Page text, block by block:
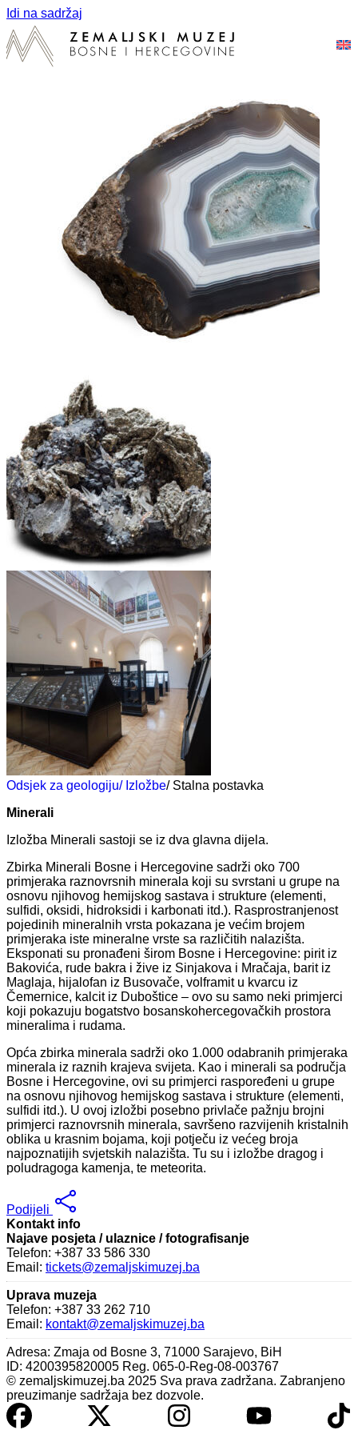
Idi na sadržaj
Odsjek za geologiju/ Izložbe/ Stalna postavka
Minerali
Izložba Minerali sastoji se iz dva glavna dijela.
Zbirka Minerali Bosne i Hercegovine sadrži oko 700
primjeraka raznovrsnih minerala koji su svrstani u grupe na
osnovu njihovog hemijskog sastava i strukture (elementi,
sulfidi, oksidi, hidroksidi i karbonati itd.). Rasprostranjenost
pojedinih mineralnih vrsta pokazana je većim brojem
primjeraka iste mineralne vrste sa različitih nalazišta.
Eksponati su pronađeni širom Bosne i Hercegovine: pirit iz
Bakovića, rude bakra i žive iz Sinjakova i Mračaja, barit iz
Maglaja, hijalofan iz Busovače, volframit u kvarcu iz
Čemernice, kalcit iz Duboštice – ovo su samo neki primjerci
koji pokazuju bogatstvo bosanskohercegovačkih prostora
mineralima i rudama.
Opća zbirka minerala sadrži oko 1.000 odabranih primjeraka
minerala iz raznih krajeva svijeta. Kao i minerali sa područja
Bosne i Hercegovine, ovi su primjerci raspoređeni u grupe
na osnovu njihovog hemijskog sastava i strukture (elementi,
sulfidi itd.). U ovoj izložbi posebno privlače pažnju brojni
primjerci raznovrsnih minerala, savršeno razvijenih kristalnih
oblika u krasnim bojama, koji potječu iz većeg broja
najpoznatijih svjetskih nalazišta. Tu su i izložbe dragog i
poludragoga kamenja, te meteorita.
Podijeli
Kontakt info
Najave posjeta / ulaznice / fotografisanje
Telefon: +387 33 586 330
Email: tickets@zemaljskimuzej.ba
Uprava muzeja
Telefon: +387 33 262 710
Email: kontakt@zemaljskimuzej.ba
Adresa: Zmaja od Bosne 3, 71000 Sarajevo, BiH
ID: 4200395820005 Reg. 065-0-Reg-08-003767
© zemaljskimuzej.ba 2025 Sva prava zadržana. Zabranjeno
preuzimanje sadržaja bez dozvole.